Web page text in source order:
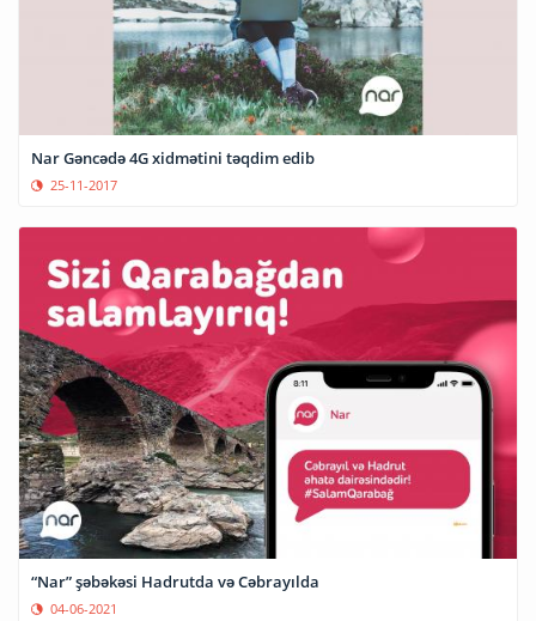
Nar Gəncədə 4G xidmətini təqdim edib
25-11-2017
“Nar” şəbəkəsi Hadrutda və Cəbrayılda
04-06-2021